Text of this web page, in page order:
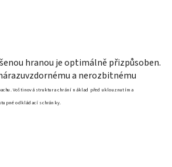
hranou je optimálně přizpůsoben.
a nerozbitnému
Voštinová struktura chrání náklad před uklouznutím a
odkládací schránky.